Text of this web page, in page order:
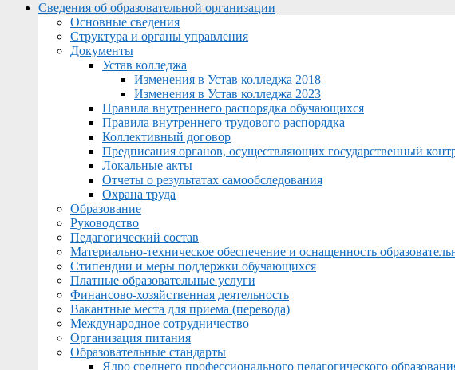
Menu
Сведения об образовательной организации
Основные сведения
Структура и органы управления
Документы
Устав колледжа
Изменения в Устав колледжа 2018
Изменения в Устав колледжа 2023
Правила внутреннего распорядка обучающихся
Правила внутреннего трудового распорядка
Коллективный договор
Предписания органов, осуществляющих государственный
Локальные акты
Отчеты о результатах самообследования
Охрана труда
Образование
Руководство
Педагогический состав
Материально-техническое обеспечение и оснащенность
Стипендии и меры поддержки обучающихся
Платные образовательные услуги
Финансово-хозяйственная деятельность
Вакантные места для приема (перевода)
Международное сотрудничество
Организация питания
Образовательные стандарты
Ядро среднего профессионального педагогического